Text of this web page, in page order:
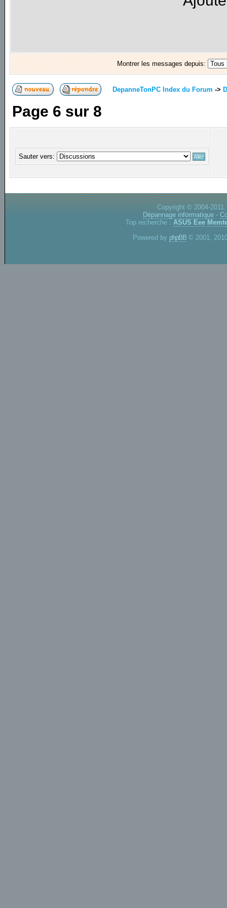
Montrer les messages depuis:
DepanneTonPC Index du Forum ->
Page 6 sur 8
Sauter vers:
Copyright © 2004-
Dépannage informatique -
Top recherche : ASUS Eee
Powered by phpBB © 2001,